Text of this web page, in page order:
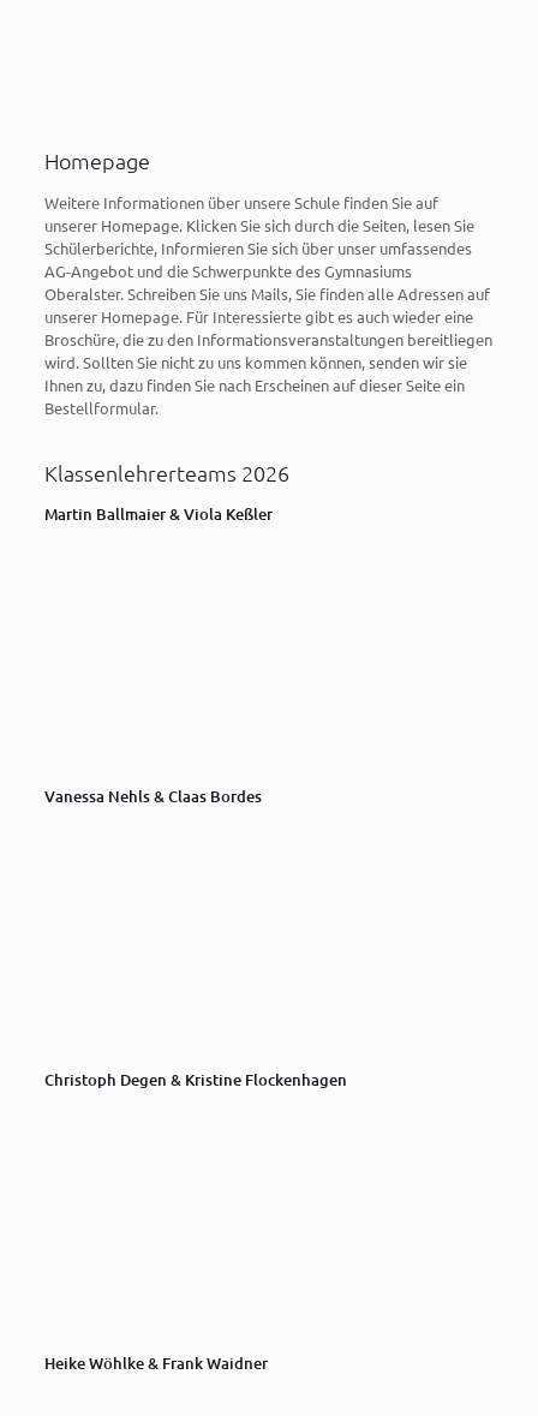
Homepage
Weitere Informationen über unsere Schule finden Sie auf
unserer Homepage. Klicken Sie sich durch die Seiten, lesen Sie
Schülerberichte, Informieren Sie sich über unser umfassendes
AG-Angebot und die Schwerpunkte des Gymnasiums
Oberalster. Schreiben Sie uns Mails, Sie finden alle Adressen auf
unserer Homepage. Für Interessierte gibt es auch wieder eine
Broschüre, die zu den Informationsveranstaltungen bereitliegen
wird. Sollten Sie nicht zu uns kommen können, senden wir sie
Ihnen zu, dazu finden Sie nach Erscheinen auf dieser Seite ein
Bestellformular.
Klassenlehrerteams 2026
Martin Ballmaier & Viola Keßler
Vanessa Nehls & Claas Bordes
Christoph Degen & Kristine Flockenhagen
Heike Wöhlke & Frank Waidner